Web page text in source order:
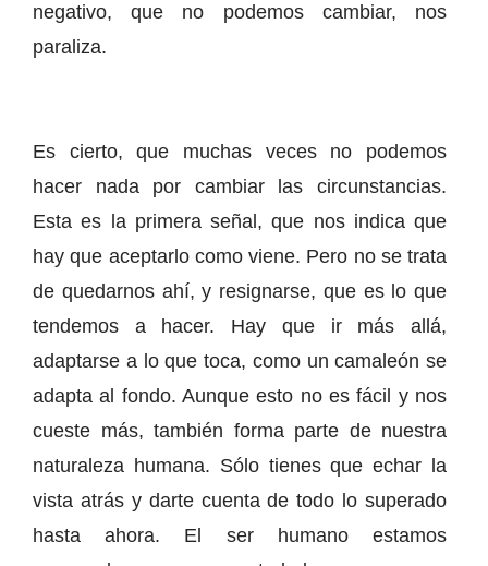
negativo, que no podemos cambiar, nos
paraliza.
Es cierto, que muchas veces no podemos
hacer nada por cambiar las circunstancias.
Esta es la primera señal, que nos indica que
hay que aceptarlo como viene. Pero no se trata
de quedarnos ahí, y resignarse, que es lo que
tendemos a hacer. Hay que ir más allá,
adaptarse a lo que toca, como un camaleón se
adapta al fondo. Aunque esto no es fácil y nos
cueste más, también forma parte de nuestra
naturaleza humana. Sólo tienes que echar la
vista atrás y darte cuenta de todo lo superado
hasta ahora. El ser humano estamos